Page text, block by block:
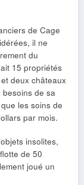
de Cage
il ne
du
15 propriétés
deux châteaux
de sa
les soins de
par mois.
insolites,
de 50
joué un